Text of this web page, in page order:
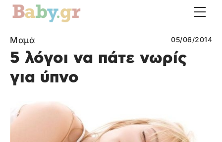
Μαμά 05/06/2014
5 λόγοι να πάτε νωρίς
για ύπνο